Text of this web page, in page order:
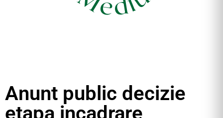
Anunt public decizie
etapa incadrare